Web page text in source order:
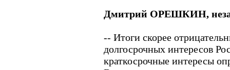
Дмитрий ОРЕШКИН,
-- Итоги скорее
долгосрочных интересов
краткосрочные интересы